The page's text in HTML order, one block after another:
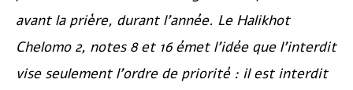
avant la prière, durant l’année. Le Halikhot
Chelomo2, notes 8 et 16 émet l’idée que l’interdit
vise seulement l’ordre de priorité : il est interdit